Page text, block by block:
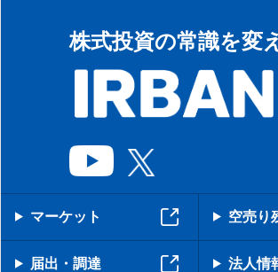
株式投資の常識を変
マーケット 空売り
届出・調達 法人情